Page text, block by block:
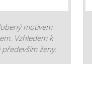
motivem
Vzhledem k
ženy.